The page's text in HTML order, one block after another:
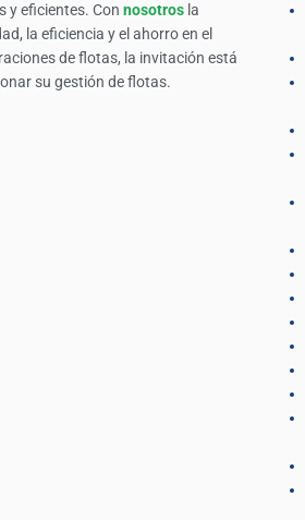
y eficientes. Con nosotros la
la eficiencia y el ahorro en el
de flotas, la invitación está
su gestión de flotas.